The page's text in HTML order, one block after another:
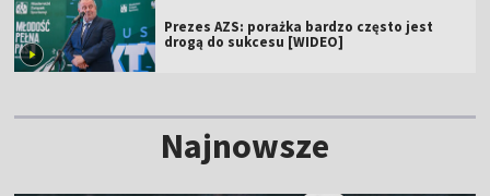
Prezes AZS: porażka bardzo często jest
drogą do sukcesu [WIDEO]
Najnowsze